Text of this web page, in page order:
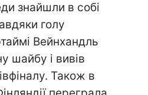
знайшли в собі
голу
Вейнхандль
шайбу і вивів
Також в